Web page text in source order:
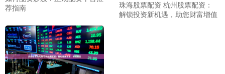
荐指南
珠海股票配资 杭州股票配资：
解锁投资新机遇，助您财富增值